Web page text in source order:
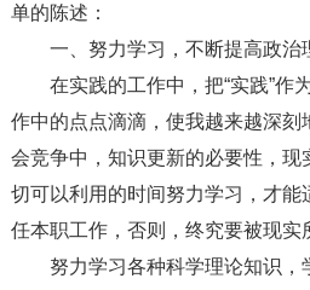
单的陈述：
一、努力学习，不断提高政治
在实践的工作中，把“实践”作
作中的点点滴滴，使我越来越深刻
会竞争中，知识更新的必要性，现
切可以利用的时间努力学习，才能
任本职工作，否则，终究要被现实
努力学习各种科学理论知识，